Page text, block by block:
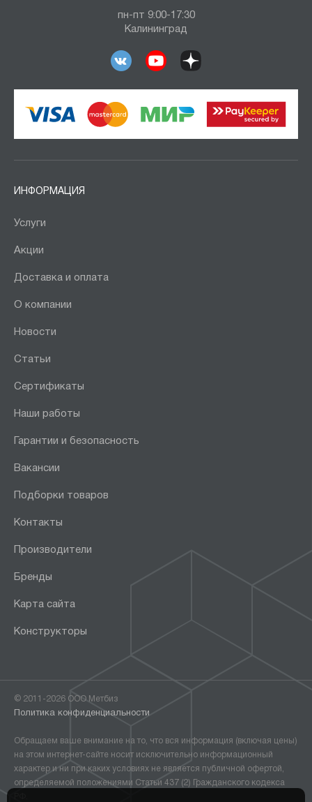
пн-пт 9:00-17:30
Калининград
ИНФОРМАЦИЯ
Услуги
Акции
Доставка и оплата
О компании
Новости
Статьи
Сертификаты
Наши работы
Гарантии и безопасность
Вакансии
Подборки товаров
Контакты
Производители
Бренды
Карта сайта
Конструкторы
© 2011-2026 ООО Метбиз
Политика конфиденциальности
Обращаем ваше внимание на то, что вся информация (включая цены)
на этом интернет-сайте носит исключительно информационный
характер и ни при каких условиях не является публичной офертой,
определяемой положениями Статьи 437 (2) Гражданского кодекса